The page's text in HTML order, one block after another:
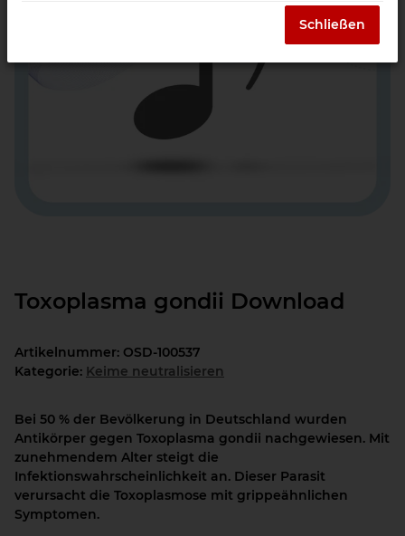
Toxoplasma gondii Download
Artikelnummer: OSD-100537
Kategorie: Keime neutralisieren
Bei 50 % der Bevölkerung in Deutschland wurden
Antikörper gegen Toxoplasma gondii nachgewiesen. Mit
zunehmendem Alter steigt die
Infektionswahrscheinlichkeit an. Dieser Parasit
verursacht die Toxoplasmose mit grippeähnlichen
Symptomen.
Schließen